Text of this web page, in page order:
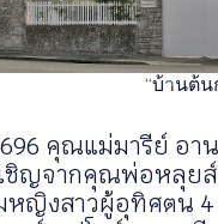
“บ้านต้น
คุณแม่มารีย์ อา
ชิญจากคุณพ่อหลุยส์
หญิงสาวผู้อุทิศตน 4